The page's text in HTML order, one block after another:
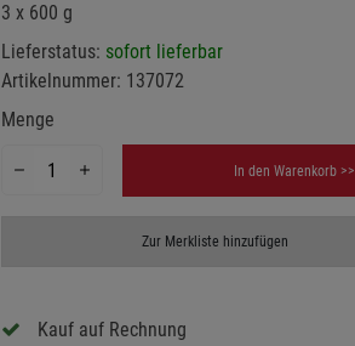
3 x 600 g
Lieferstatus: sofort lieferbar
Artikelnummer: 137072
Menge
In den Warenkorb >>
Zur Merkliste hinzufügen
Kauf auf Rechnung